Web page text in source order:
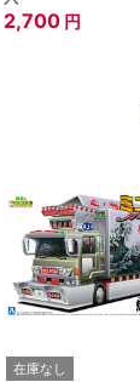
2,700 円
在庫なし